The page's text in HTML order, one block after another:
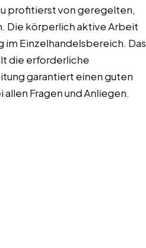
profitierst von geregelten,
Die körperlich aktive Arbeit
im Einzelhandelsbereich. Das
die erforderliche
garantiert einen guten
Fragen und Anliegen.